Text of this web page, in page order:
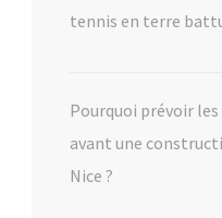
tennis en terre
Pourquoi prévoir
avant une
Nice ?